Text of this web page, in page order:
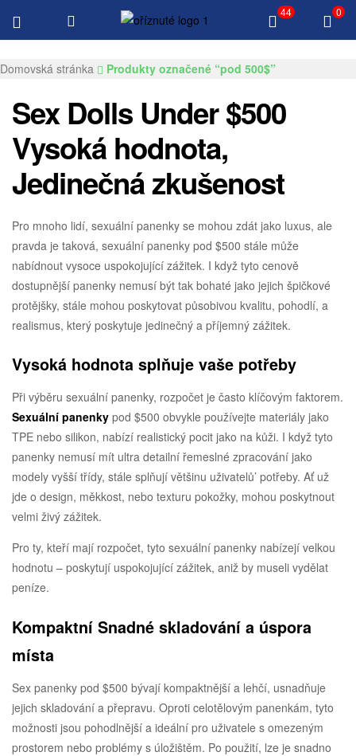
Gksexdolls.com
44 0
Doručení zdarma $100 Všechny produkty
Domovská stránka Produkty označené “pod 500$”
Sex Dolls Under $500
Vysoká hodnota,
Jedinečná zkušenost
Pro mnoho lidí, sexuální panenky se mohou zdát jako luxus, ale
pravda je taková, sexuální panenky pod $500 stále může
nabídnout vysoce uspokojující zážitek. I když tyto cenově
dostupnější panenky nemusí být tak bohaté jako jejich špičkové
protějšky, stále mohou poskytovat působivou kvalitu, pohodlí, a
realismus, který poskytuje jedinečný a příjemný zážitek.
Vysoká hodnota splňuje vaše potřeby
Při výběru sexuální panenky, rozpočet je často klíčovým faktorem.
Sexuální panenky pod $500 obvykle používejte materiály jako
TPE nebo silikon, nabízí realistický pocit jako na kůži. I když tyto
panenky nemusí mít ultra detailní řemeslné zpracování jako
modely vyšší třídy, stále splňují většinu uživatelů’ potřeby. Ať už
jde o design, měkkost, nebo texturu pokožky, mohou poskytnout
velmi živý zážitek.
Pro ty, kteří mají rozpočet, tyto sexuální panenky nabízejí velkou
hodnotu – poskytují uspokojující zážitek, aniž by museli vydělat
peníze.
Kompaktní Snadné skladování a úspora
místa
Sex panenky pod $500 bývají kompaktnější a lehčí, usnadňuje
jejich skladování a přepravu. Oproti celotělovým panenkám, tyto
možnosti jsou pohodlnější a ideální pro uživatele s omezeným
prostorem nebo problémy s úložištěm. Po použití, lze je snadno